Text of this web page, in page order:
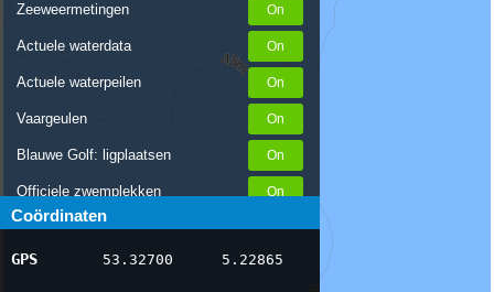
Zeeweermetingen
Actuele waterdata
Actuele waterpeilen
Vaargeulen
Blauwe Golf: ligplaatsen
Officiele zwemplekken
Stremmingen/hinder
AIS scheepsposities
Coördinaten
GPS 53.32700 5.22865